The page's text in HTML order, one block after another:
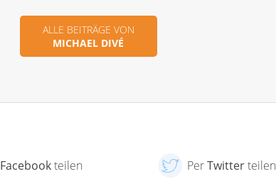
ALLE BEITRÄGE VON
MICHAEL DIVÉ
Facebookteilen PerTwitterteilen